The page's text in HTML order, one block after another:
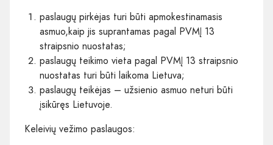
paslaugų pirkėjas turi būti apmokestinamasis
asmuo,kaip jis suprantamas pagal PVMĮ 13
straipsnio nuostatas;
paslaugų teikimo vieta pagal PVMĮ 13 straipsnio
nuostatas turi būti laikoma Lietuva;
paslaugų teikėjas – užsienio asmuo neturi būti
įsikūręs Lietuvoje.
Keleivių vežimo paslaugos: